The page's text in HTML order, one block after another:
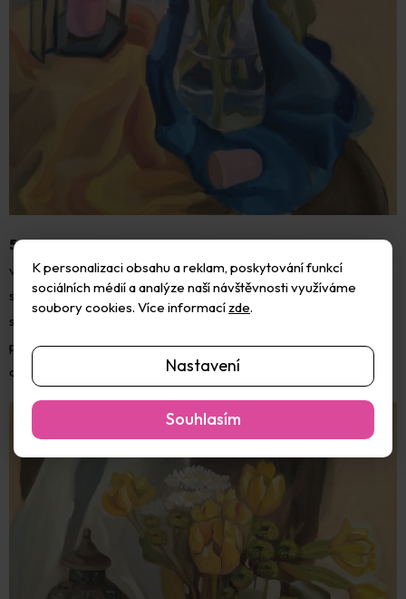
K personalizaci obsahu a reklam, poskytování funkcí
sociálních médií a analýze naší návštěvnosti využíváme
soubory cookies. Více informací zde.
Nastavení
Souhlasím
5.Poté jsem přešla na kytici. Používám menší štětec a vnáším
vyšší kontrasty, tmavou barvu a prosvítající bílou látku. Zaměřuji
se na světla na listech, konkrétní tvary květin a malým štětečkem
skoro až kreslím. K opravení tvarů okvětních lístků používám
pozadí, kterým překrývám nesprávné tvary. Obtahuji list a
okvětní lístky tulipánu.